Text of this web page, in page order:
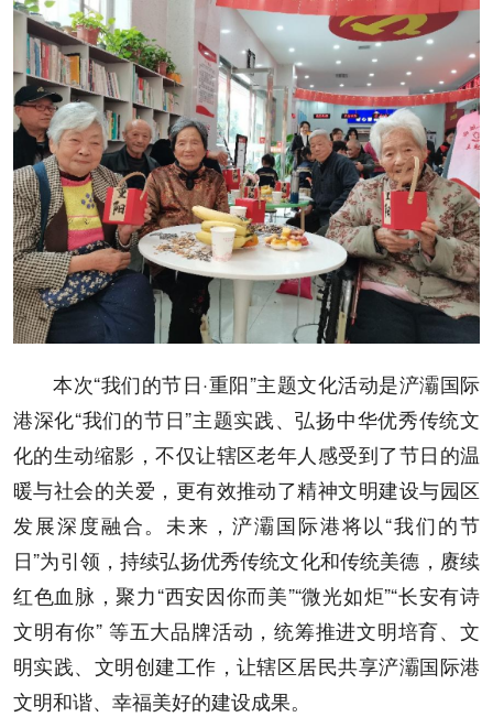
本次“我们的节日·重阳”主题文化活动是浐灞国际
港深化“我们的节日”主题实践、弘扬中华优秀传统文
化的生动缩影，不仅让辖区老年人感受到了节日的温
暖与社会的关爱，更有效推动了精神文明建设与园区
发展深度融合。未来，浐灞国际港将以“我们的节
日”为引领，持续弘扬优秀传统文化和传统美德，赓续
红色血脉，聚力“西安因你而美”“微光如炬”“长安有诗
文明有你” 等五大品牌活动，统筹推进文明培育、文
明实践、文明创建工作，让辖区居民共享浐灞国际港
文明和谐、幸福美好的建设成果。